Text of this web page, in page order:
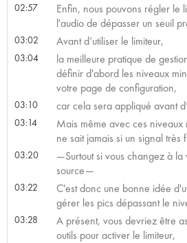
02:57
Enfin, nous pouvons régler le
l'audio de dépasser un seuil
03:02 Avant d’utiliser le limiteur,
03:04
la meilleure pratique de
définir d'abord les niveaux
votre page de configuration,
03:10 car cela sera appliqué avant
03:14
Mais même avec ces
ne sait jamais si un signal très
03:20
—Surtout si vous changez à
source—
03:22
C'est donc une bonne idée
gérer les pics dépassant le
03:28
A présent, vous devriez être
outils pour activer le limiteur,